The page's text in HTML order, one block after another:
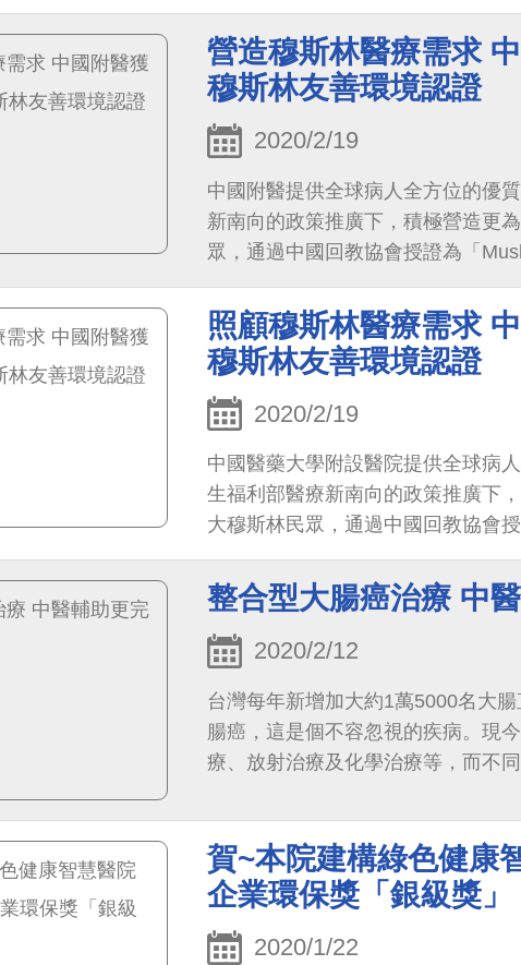
營造穆斯林醫療需求
穆斯林友善環境認證
2020/2/19
中國附醫提供全球病人全方位的優
新南向的政策推廣下，積極營造更
眾，通過中國回教協會授證為「
照顧穆斯林醫療需求
穆斯林友善環境認證
2020/2/19
中國醫藥大學附設醫院提供全球病
生福利部醫療新南向的政策推廣下
大穆斯林民眾，通過中國回教協會
整合型大腸癌治療 中
2020/2/12
台灣每年新增加大約1萬5000名大
腸癌，這是個不容忽視的疾病。現
療、放射治療及化學治療等，而不
賀~本院建構綠色健康
企業環保獎「銀級獎」
2020/1/22